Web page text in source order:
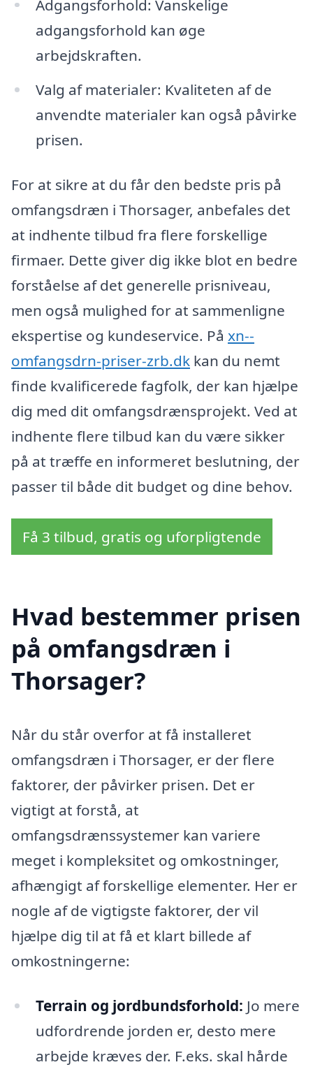
Adgangsforhold: Vanskelige
adgangsforhold kan øge
arbejdskraften.
Valg af materialer: Kvaliteten af de
anvendte materialer kan også påvirke
prisen.
For at sikre at du får den bedste pris på
omfangsdræn i Thorsager, anbefales det
at indhente tilbud fra flere forskellige
firmaer. Dette giver dig ikke blot en bedre
forståelse af det generelle prisniveau,
men også mulighed for at sammenligne
ekspertise og kundeservice. På xn--
omfangsdrn-priser-zrb.dk kan du nemt
finde kvalificerede fagfolk, der kan hjælpe
dig med dit omfangsdrænsprojekt. Ved at
indhente flere tilbud kan du være sikker
på at træffe en informeret beslutning, der
passer til både dit budget og dine behov.
Få 3 tilbud, gratis og uforpligtende
Hvad bestemmer prisen
på omfangsdræn i
Thorsager?
Når du står overfor at få installeret
omfangsdræn i Thorsager, er der flere
faktorer, der påvirker prisen. Det er
vigtigt at forstå, at
omfangsdrænssystemer kan variere
meget i kompleksitet og omkostninger,
afhængigt af forskellige elementer. Her er
nogle af de vigtigste faktorer, der vil
hjælpe dig til at få et klart billede af
omkostningerne:
Terrain og jordbundsforhold: Jo mere
udfordrende jorden er, desto mere
arbejde kræves der. F.eks. skal hårde